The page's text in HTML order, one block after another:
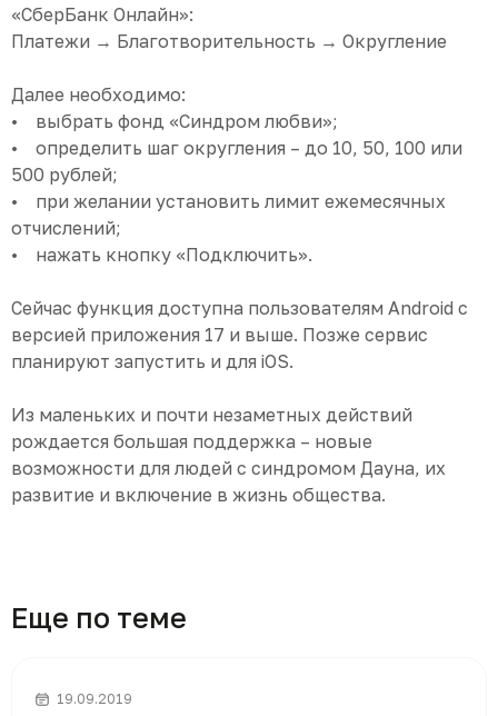
«СберБанк Онлайн»:
Платежи → Благотворительность → Округление
Далее необходимо:
• выбрать фонд «Синдром любви»;
• определить шаг округления – до 10, 50, 100 или
500 рублей;
• при желании установить лимит ежемесячных
отчислений;
• нажать кнопку «Подключить».
Сейчас функция доступна пользователям Android с
версией приложения 17 и выше. Позже сервис
планируют запустить и для iOS.
Из маленьких и почти незаметных действий
рождается большая поддержка – новые
возможности для людей с синдромом Дауна, их
развитие и включение в жизнь общества.
Еще по теме
19.09.2019